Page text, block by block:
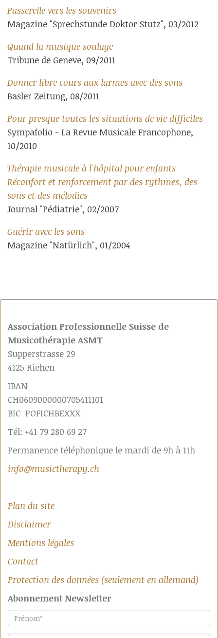
Passerelle vers les souvenirs
Magazine "Sprechstunde Doktor Stutz", 03/2012
Quand la musique soulage
Tribune de Geneve, 09/2011
Donner libre cours aux larmes avec des sons
Basler Zeitung, 08/2011
Pour presque toutes les situations de vie difficiles
Sympafolio - La Revue Musicale Francophone,
10/2010
Thérapie musicale à l'hôpital pour enfants
Réconfort et renforcement par des rythmes, des
sons et des mélodies
Journal "Pédiatrie", 02/2007
Guérir avec les sons
Magazine "Natürlich", 01/2004
Association Professionnelle Suisse de
Musicothérapie ASMT
Supperstrasse 29
4125 Riehen
IBAN
CH0609000000705411101
BIC POFICHBEXXX
Tél: +41 79 280 69 27
Permanence téléphonique le mardi de 9h à 11h
info@musictherapy.ch
Plan du site
Disclaimer
Mentions légales
Contact
Protection des données (seulement en allemand)
Abonnement Newsletter
Prénom*